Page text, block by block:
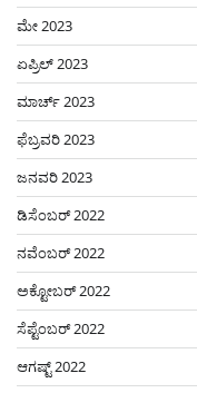
ಮೇ 2023
ಏಪ್ರಿಲ್ 2023
ಮಾರ್ಚ್ 2023
ಫೆಬ್ರವರಿ 2023
ಜನವರಿ 2023
ಡಿಸೆಂಬರ್ 2022
ನವೆಂಬರ್ 2022
ಅಕ್ಟೋಬರ್ 2022
ಸೆಪ್ಟೆಂಬರ್ 2022
ಆಗಷ್ಟ್ 2022